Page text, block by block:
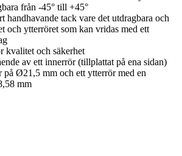
från -45° till +45°
handhavande tack vare det utdragbara och
och ytterröret som kan vridas med ett
kvalitet och säkerhet
av ett innerrör (tillplattat på ena sidan)
på Ø21,5 mm och ett ytterrör med en
mm